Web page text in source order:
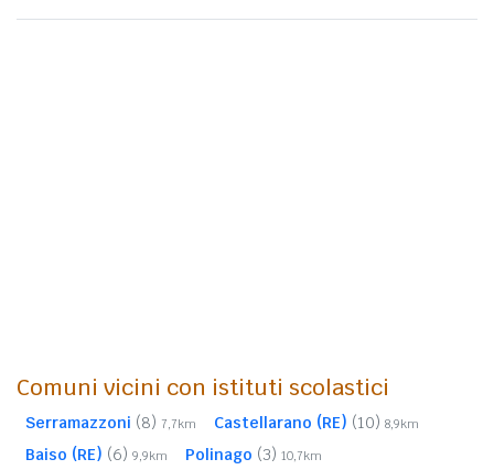
Comuni vicini con istituti scolastici
Serramazzoni (8) 7,7km Castellarano (RE) (10) 8,9km
Baiso (RE) (6) 9,9km Polinago (3) 10,7km